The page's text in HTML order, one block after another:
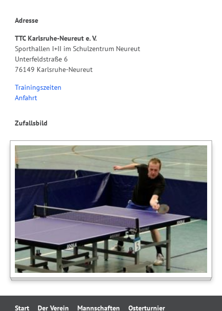
Adresse
TTC Karlsruhe-Neureut e. V.
Sporthallen I+II im Schulzentrum Neureut
Unterfeldstraße 6
76149 Karlsruhe-Neureut
Trainingszeiten
Anfahrt
Zufallsbild
Navigation
Start Der Verein Mannschaften Osterturnier